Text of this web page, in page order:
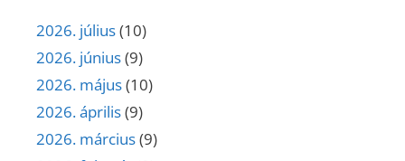
2026. július(10)
2026. június(9)
2026. május(10)
2026. április(9)
2026. március(9)